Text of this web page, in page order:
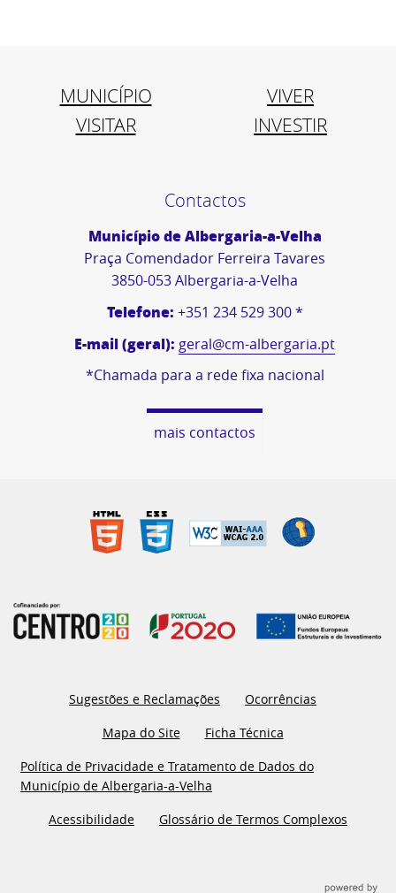
MUNICÍPIO
VIVER
VISITAR
INVESTIR
Contactos
Município de Albergaria-a-Velha
Praça Comendador Ferreira Tavares
3850-053 Albergaria-a-Velha
Telefone: +351 234 529 300 *
E-mail (geral): geral@cm-albergaria.pt
*Chamada para a rede fixa nacional
mais contactos
Sugestões e Reclamações
Ocorrências
Mapa do Site
Ficha Técnica
Política de Privacidade e Tratamento de Dados do
Município de Albergaria-a-Velha
Acessibilidade
Glossário de Termos Complexos